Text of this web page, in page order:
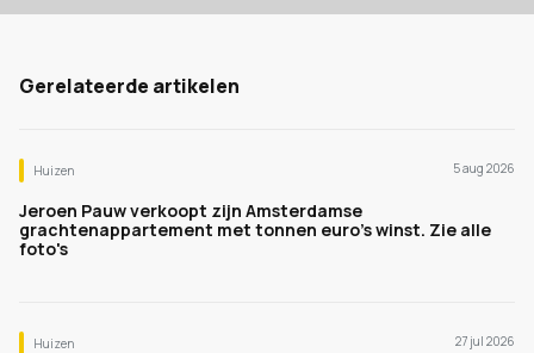
Gerelateerde artikelen
Huizen 5 aug 2026
Jeroen Pauw verkoopt zijn Amsterdamse
grachtenappartement met tonnen euro's winst. Zie alle
foto's
Huizen 27 jul 2026